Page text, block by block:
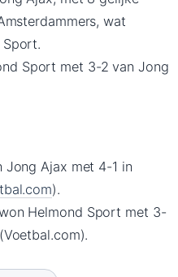
wat
Sport met 3-2 van Jong
Jong Ajax met 4-1 in
).
Helmond Sport met 3-